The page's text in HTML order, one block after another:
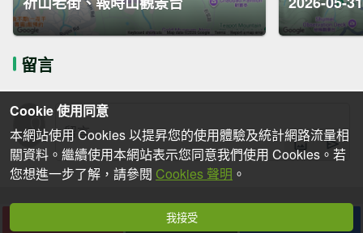
留言
下載
Cookie 使用同意
本網站使用 Cookies 以提昇您的使用體驗及統計網路流量相
關資料。繼續使用本網站表示您同意我們使用 Cookies。若
您想進一步了解，請參閱 Cookies 聲明 。
我接受